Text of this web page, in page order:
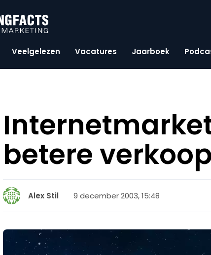
Veelgelezen Vacatures Jaarboek
betere
Alex Stil 9 december 2003, 15:48